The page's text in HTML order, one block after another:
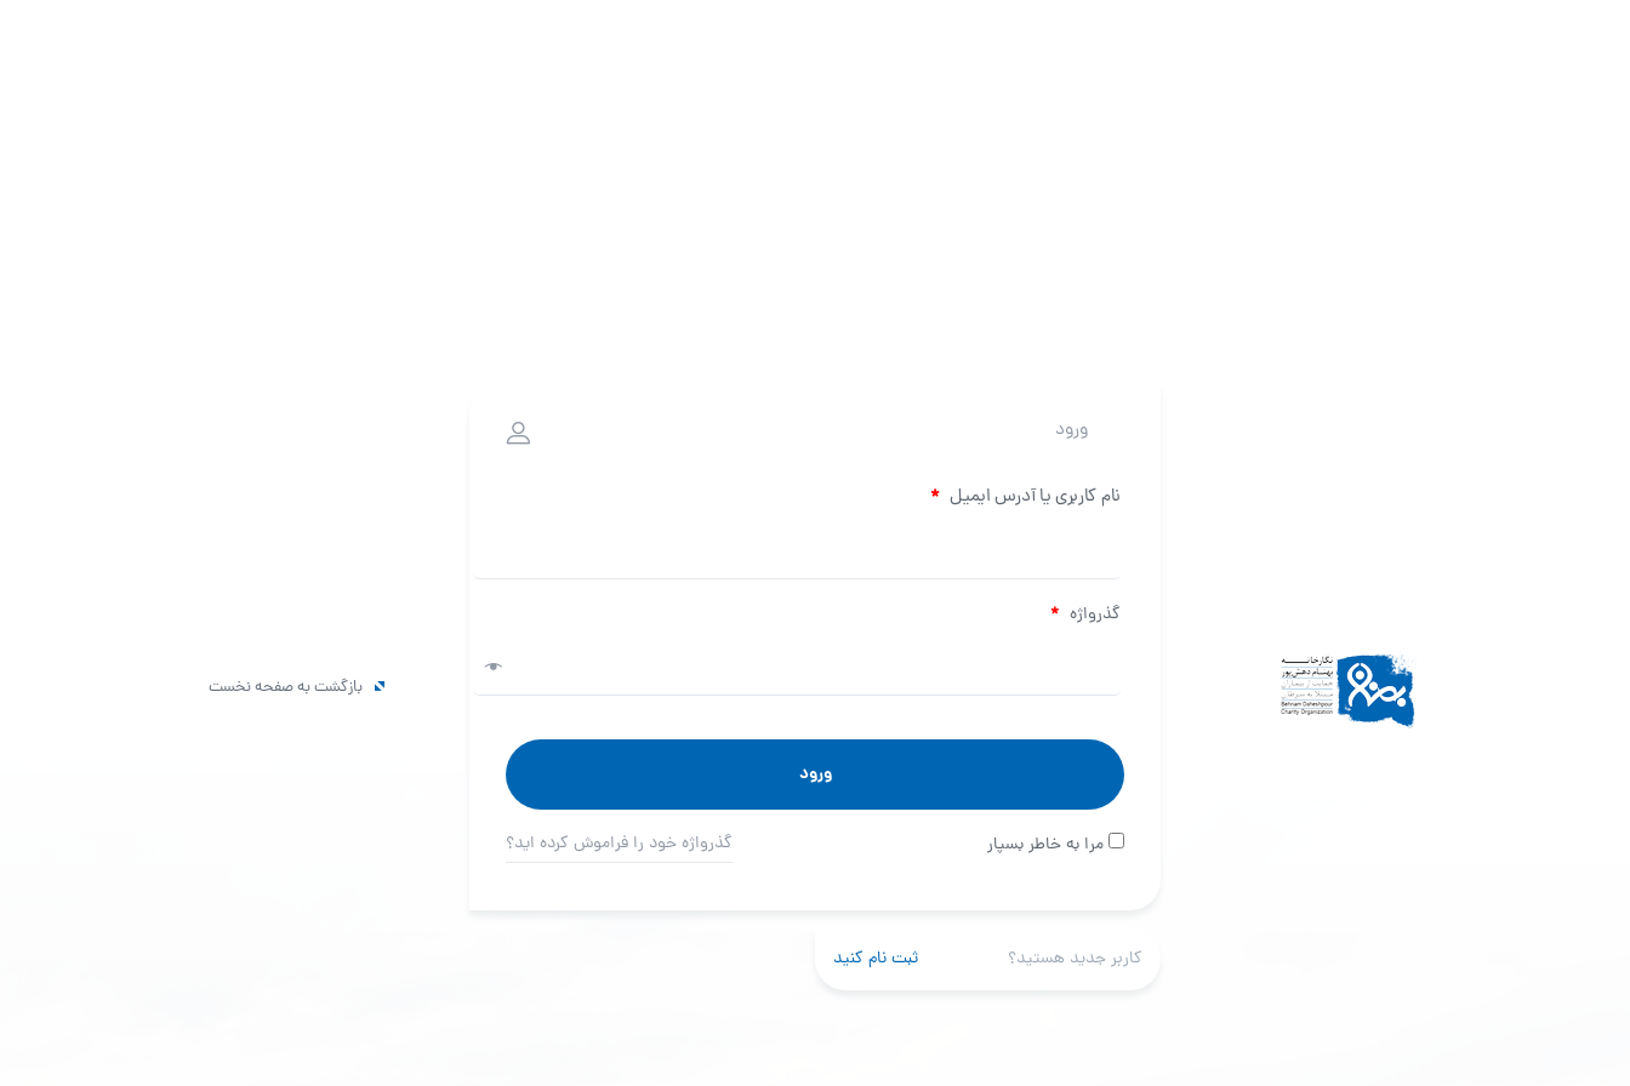
ورود
نام کاربری یا آدرس ایمیل *
گذرواژه *
ورود
مرا به خاطر بسپار گذرواژه خود را فراموش کرده اید؟
کاربر جدید هستید؟ ثبت نام کنید
بازگشت به صفحه نخست